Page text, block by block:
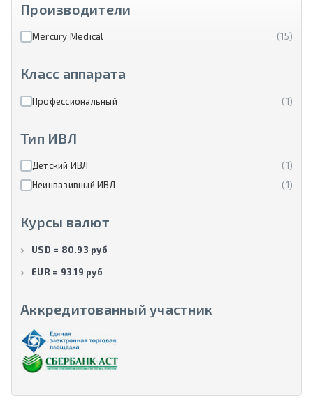
Производители
Mercury Medical (15)
Класс аппарата
Профессиональный (1)
Тип ИВЛ
Детский ИВЛ
(1)
Неинвазивный ИВЛ
(1)
Курсы валют
USD = 80.93 руб
EUR = 93.19 руб
Аккредитованный участник